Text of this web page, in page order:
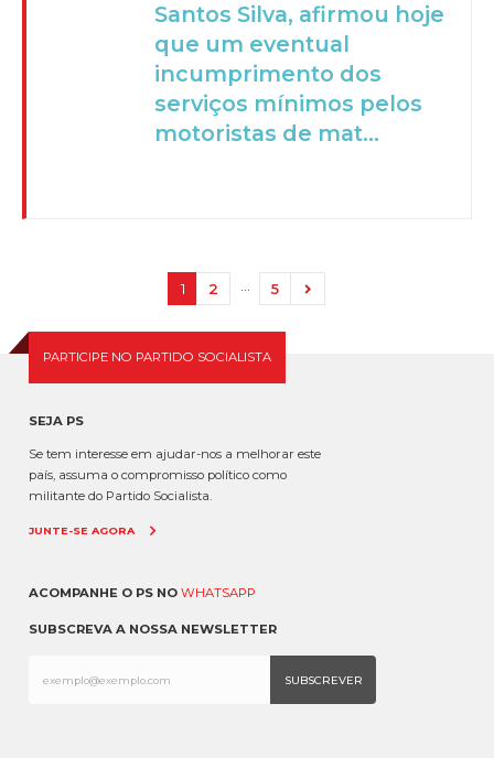
Santos Silva, afirmou hoje
que um eventual
incumprimento dos
serviços mínimos pelos
motoristas de mat...
1 2 5
PARTICIPE NO PARTIDO SOCIALISTA
SEJA PS
Se tem interesse em ajudar-nos a melhorar este
país, assuma o compromisso político como
militante do Partido Socialista.
JUNTE-SE AGORA
ACOMPANHE O PS NO WHATSAPP
SUBSCREVA A NOSSA NEWSLETTER